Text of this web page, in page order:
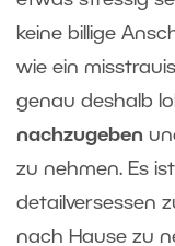
keine billige
wie ein
genau deshalb
nachzugeben
zu nehmen. Es
detailversessen
nach Hause zu